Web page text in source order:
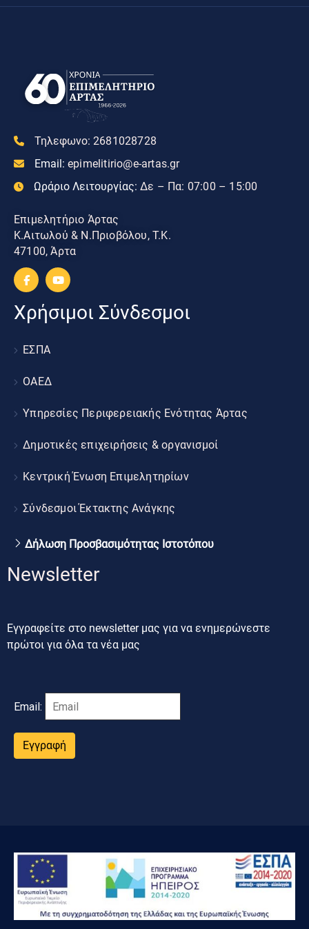
Τηλεφωνο: 2681028728
Email: epimelitirio@e-artas.gr
Ωράριο Λειτουργίας: Δε – Πα: 07:00 – 15:00
Επιμελητήριο Άρτας
Κ.Αιτωλού & Ν.Πριοβόλου, Τ.Κ.
47100, Άρτα
Χρήσιμοι Σύνδεσμοι
ΕΣΠΑ
ΟΑΕΔ
Υπηρεσίες Περιφερειακής Ενότητας Άρτας
Δημοτικές επιχειρήσεις & οργανισμοί
Κεντρική Ένωση Επιμελητηρίων
Σύνδεσμοι Έκτακτης Ανάγκης
Δήλωση Προσβασιμότητας Ιστοτόπου
Newsletter
Εγγραφείτε στο newsletter μας για να ενημερώνεστε
πρώτοι για όλα τα νέα μας
Email:
Εγγραφή